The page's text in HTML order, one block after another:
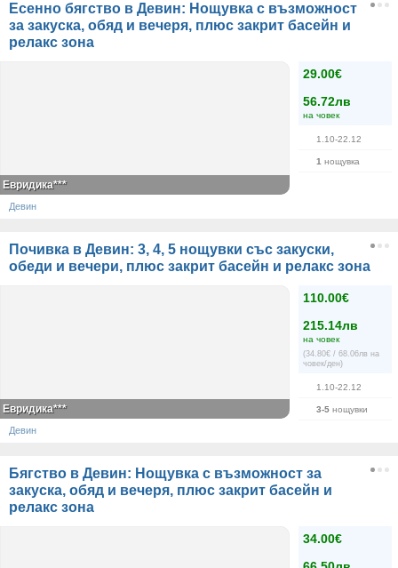
Есенно бягство в Девин: Нощувка с възможност
за закуска, обяд и вечеря, плюс закрит басейн и
релакс зона
29.00€
56.72лв
на човек
1.10-22.12
1 нощувка
Евридика***
Девин
Почивка в Девин: 3, 4, 5 нощувки със закуски,
обеди и вечери, плюс закрит басейн и релакс зона
110.00€
215.14лв
на човек
(34.80€ / 68.06лв на
човек/ден)
1.10-22.12
3-5 нощувки
Евридика***
Девин
Бягство в Девин: Нощувка с възможност за
закуска, обяд и вечеря, плюс закрит басейн и
релакс зона
34.00€